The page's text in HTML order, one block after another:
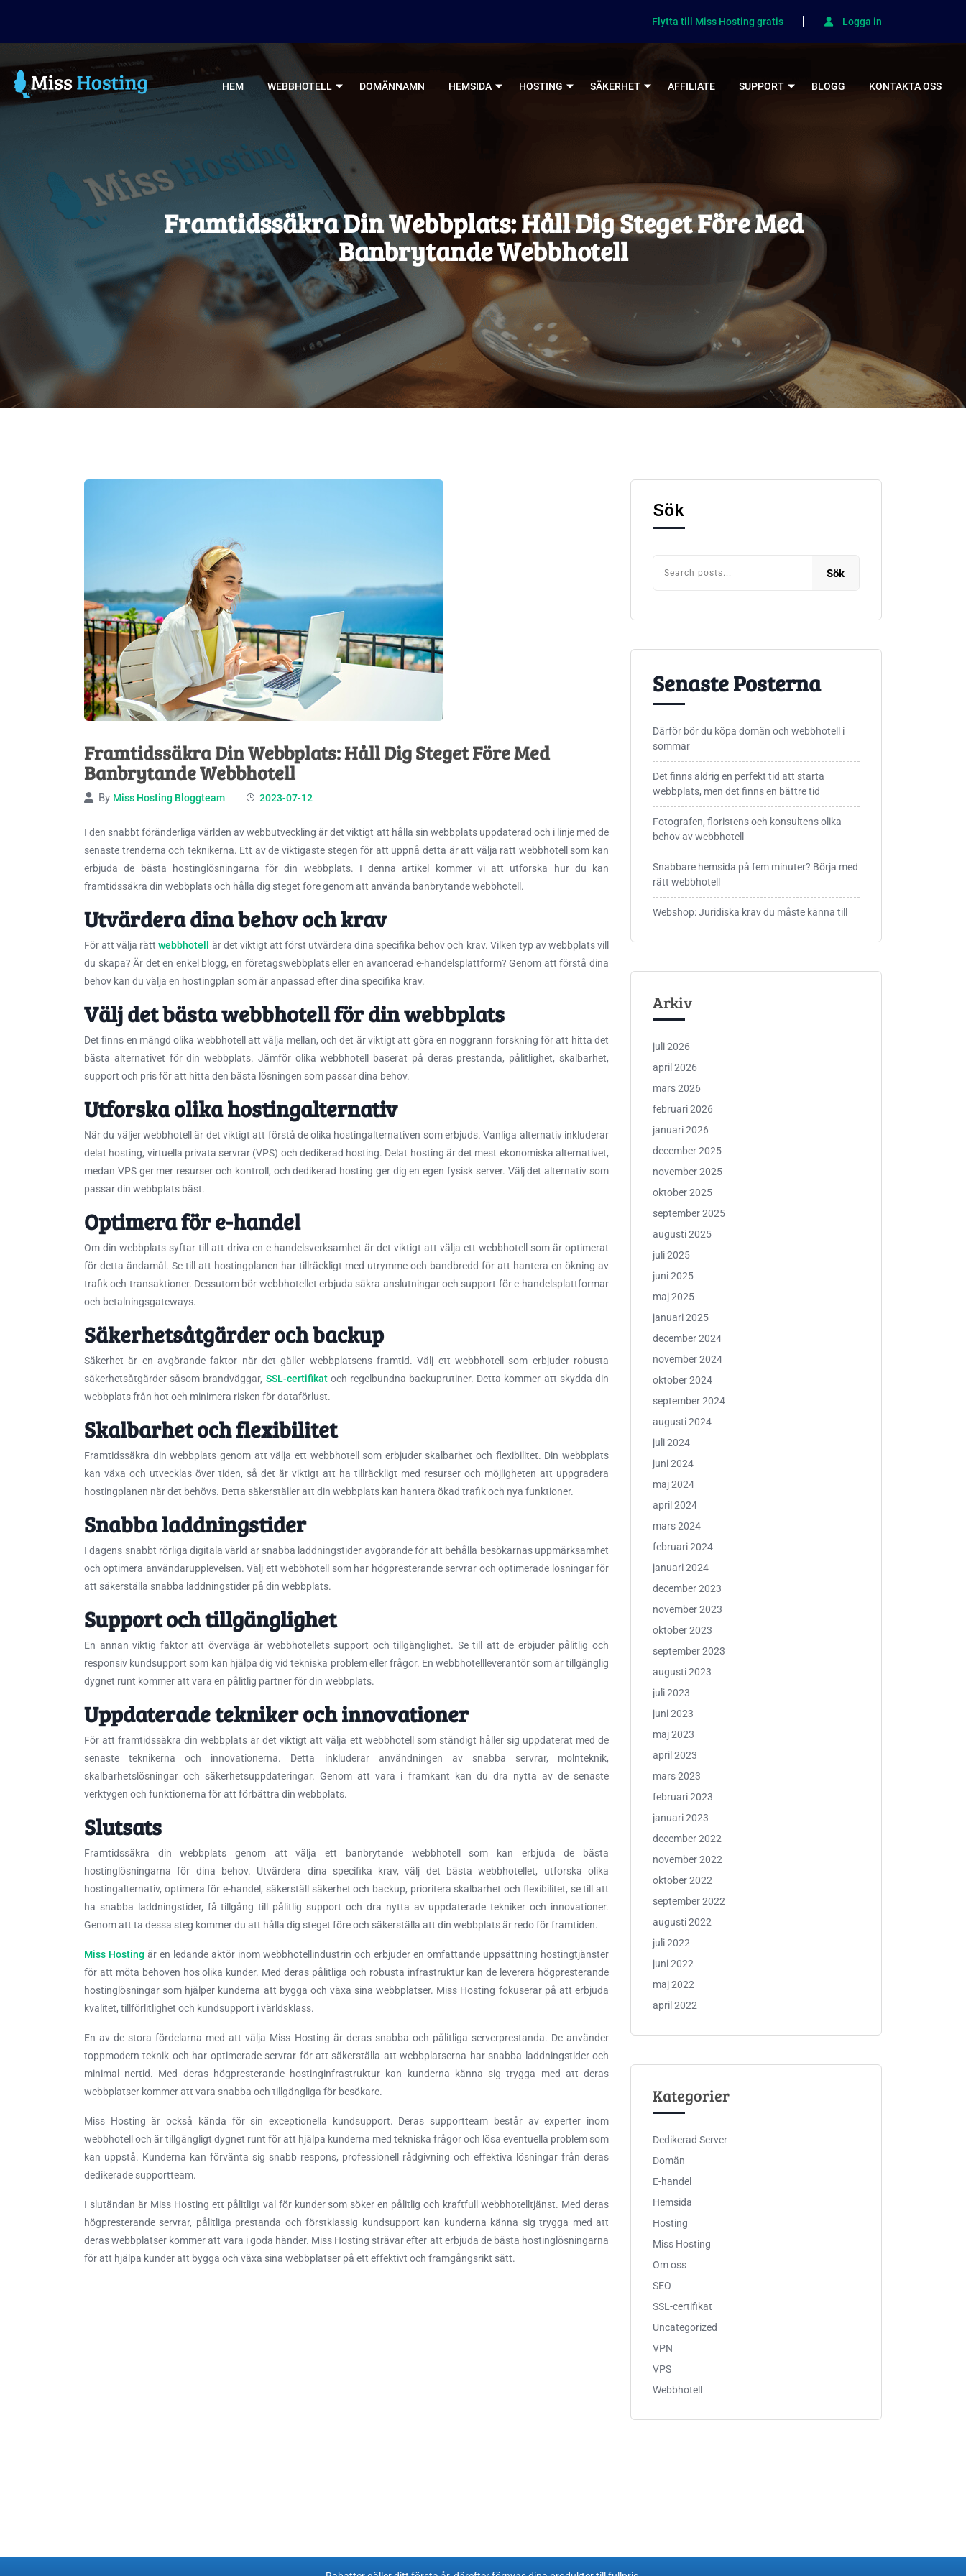
Flytta till Miss Hosting gratis Logga in
HEM WEBBHOTELL DOMÄNNAMN HEMSIDA HOSTING SÄKERHET AFFILIATE SUPPORT BLOGG KONTAKTA OSS
Framtidssäkra Din Webbplats: Håll Dig Steget Före Med
Banbrytande Webbhotell
Framtidssäkra Din Webbplats: Håll Dig Steget Före Med
Banbrytande Webbhotell
By Miss Hosting Bloggteam 2023-07-12
I den snabbt föränderliga världen av webbutveckling är det viktigt att hålla sin webbplats uppdaterad och i linje med de
senaste trenderna och teknikerna. Ett av de viktigaste stegen för att uppnå detta är att välja rätt webbhotell som kan
erbjuda de bästa hostinglösningarna för din webbplats. I denna artikel kommer vi att utforska hur du kan
framtidssäkra din webbplats och hålla dig steget före genom att använda banbrytande webbhotell.
Utvärdera dina behov och krav
För att välja rättwebbhotell
är det viktigt att först utvärdera dina specifika behov och krav. Vilken typ av webbplats vill
du skapa? Är det en enkel blogg, en företagswebbplats eller en avancerad e-handelsplattform? Genom att förstå dina
behov kan du välja en hostingplan som är anpassad efter dina specifika krav.
Välj det bästa webbhotell för din webbplats
Det finns en mängd olika webbhotell att välja mellan, och det är viktigt att göra en noggrann forskning för att hitta det
bästa alternativet för din webbplats. Jämför olika webbhotell baserat på deras prestanda, pålitlighet, skalbarhet,
support och pris för att hitta den bästa lösningen som passar dina behov.
Utforska olika hostingalternativ
När du väljer webbhotell är det viktigt att förstå de olika hostingalternativen som erbjuds. Vanliga alternativ inkluderar
delat hosting, virtuella privata servrar (VPS) och dedikerad hosting. Delat hosting är det mest ekonomiska alternativet,
medan VPS ger mer resurser och kontroll, och dedikerad hosting ger dig en egen fysisk server. Välj det alternativ som
passar din webbplats bäst.
Optimera för e-handel
Om din webbplats syftar till att driva en e-handelsverksamhet är det viktigt att välja ett webbhotell som är optimerat
för detta ändamål. Se till att hostingplanen har tillräckligt med utrymme och bandbredd för att hantera en ökning av
trafik och transaktioner. Dessutom bör webbhotellet erbjuda säkra anslutningar och support för e-handelsplattformar
och betalningsgateways.
Säkerhetsåtgärder och backup
Säkerhet är en avgörande faktor när det gäller webbplatsens framtid. Välj ett webbhotell som erbjuder robusta
säkerhetsåtgärder såsom brandväggar, SSL-certifikatoch regelbundna backuprutiner. Detta kommer att skydda din
webbplats från hot och minimera risken för dataförlust.
Skalbarhet och flexibilitet
Framtidssäkra din webbplats genom att välja ett webbhotell som erbjuder skalbarhet och flexibilitet. Din webbplats
kan växa och utvecklas över tiden, så det är viktigt att ha tillräckligt med resurser och möjligheten att uppgradera
hostingplanen när det behövs. Detta säkerställer att din webbplats kan hantera ökad trafik och nya funktioner.
Snabba laddningstider
I dagens snabbt rörliga digitala värld är snabba laddningstider avgörande för att behålla besökarnas uppmärksamhet
och optimera användarupplevelsen. Välj ett webbhotell som har högpresterande servrar och optimerade lösningar för
att säkerställa snabba laddningstider på din webbplats.
Support och tillgänglighet
En annan viktig faktor att överväga är webbhotellets support och tillgänglighet. Se till att de erbjuder pålitlig och
responsiv kundsupport som kan hjälpa dig vid tekniska problem eller frågor. En webbhotellleverantör som är tillgänglig
dygnet runt kommer att vara en pålitlig partner för din webbplats.
Uppdaterade tekniker och innovationer
För att framtidssäkra din webbplats är det viktigt att välja ett webbhotell som ständigt håller sig uppdaterat med de
senaste teknikerna och innovationerna. Detta inkluderar användningen av snabba servrar, molnteknik,
skalbarhetslösningar och säkerhetsuppdateringar. Genom att vara i framkant kan du dra nytta av de senaste
verktygen och funktionerna för att förbättra din webbplats.
Slutsats
Framtidssäkra din webbplats genom att välja ett banbrytande webbhotell som kan erbjuda de bästa
hostinglösningarna för dina behov. Utvärdera dina specifika krav, välj det bästa webbhotellet, utforska olika
hostingalternativ, optimera för e-handel, säkerställ säkerhet och backup, prioritera skalbarhet och flexibilitet, se till att
ha snabba laddningstider, få tillgång till pålitlig support och dra nytta av uppdaterade tekniker och innovationer.
Genom att ta dessa steg kommer du att hålla dig steget före och säkerställa att din webbplats är redo för framtiden.
Miss Hosting är en ledande aktör inom webbhotellindustrin och erbjuder en omfattande uppsättning hostingtjänster
för att möta behoven hos olika kunder. Med deras pålitliga och robusta infrastruktur kan de leverera högpresterande
hostinglösningar som hjälper kunderna att bygga och växa sina webbplatser. Miss Hosting fokuserar på att erbjuda
kvalitet, tillförlitlighet och kundsupport i världsklass.
En av de stora fördelarna med att välja Miss Hosting är deras snabba och pålitliga serverprestanda. De använder
toppmodern teknik och har optimerade servrar för att säkerställa att webbplatserna har snabba laddningstider och
minimal nertid. Med deras högpresterande hostinginfrastruktur kan kunderna känna sig trygga med att deras
webbplatser kommer att vara snabba och tillgängliga för besökare.
Miss Hosting är också kända för sin exceptionella kundsupport. Deras supportteam består av experter inom
webbhotell och är tillgängligt dygnet runt för att hjälpa kunderna med tekniska frågor och lösa eventuella problem som
kan uppstå. Kunderna kan förvänta sig snabb respons, professionell rådgivning och effektiva lösningar från deras
dedikerade supportteam.
I slutändan är Miss Hosting ett pålitligt val för kunder som söker en pålitlig och kraftfull webbhotelltjänst. Med deras
högpresterande servrar, pålitliga prestanda och förstklassig kundsupport kan kunderna känna sig trygga med att
deras webbplatser kommer att vara i goda händer. Miss Hosting strävar efter att erbjuda de bästa hostinglösningarna
för att hjälpa kunder att bygga och växa sina webbplatser på ett effektivt och framgångsrikt sätt.
Sök
Sök
Senaste Posterna
Därför bör du köpa domän och webbhotell i
sommar
Det finns aldrig en perfekt tid att starta
webbplats, men det finns en bättre tid
Fotografen, floristens och konsultens olika
behov av webbhotell
Snabbare hemsida på fem minuter? Börja med
rätt webbhotell
Webshop: Juridiska krav du måste känna till
Arkiv
juli 2026
april 2026
mars 2026
februari 2026
januari 2026
december 2025
november 2025
oktober 2025
september 2025
augusti 2025
juli 2025
juni 2025
maj 2025
januari 2025
december 2024
november 2024
oktober 2024
september 2024
augusti 2024
juli 2024
juni 2024
maj 2024
april 2024
mars 2024
februari 2024
januari 2024
december 2023
november 2023
oktober 2023
september 2023
augusti 2023
juli 2023
juni 2023
maj 2023
april 2023
mars 2023
februari 2023
januari 2023
december 2022
november 2022
oktober 2022
september 2022
augusti 2022
juli 2022
juni 2022
maj 2022
april 2022
Kategorier
Dedikerad Server
Domän
E-handel
Hemsida
Hosting
Miss Hosting
Om oss
SEO
SSL-certifikat
Uncategorized
VPN
VPS
Webbhotell